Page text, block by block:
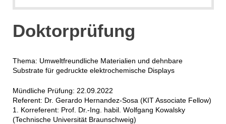
Doktorprüfung
Thema: Umweltfreundliche Materialien und dehnbare
Substrate für gedruckte elektrochemische Displays
Mündliche Prüfung: 22.09.2022
Referent: Dr. Gerardo Hernandez-Sosa (KIT Associate Fellow)
1. Korreferent: Prof. Dr.-Ing. habil. Wolfgang Kowalsky
(Technische Universität Braunschweig)